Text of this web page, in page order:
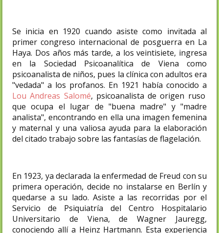
Se inicia en 1920 cuando asiste como invitada al
primer congreso internacional de posguerra en La
Haya. Dos años más tarde, a los veintisiete, ingresa
en la Sociedad Psicoanalítica de Viena como
psicoanalista de niños, pues la clínica con adultos era
"vedada" a los profanos. En 1921 había conocido a
Lou Andreas Salomé, psicoanalista de origen ruso
que ocupa el lugar de "buena madre" y "madre
analista", encontrando en ella una imagen femenina
y maternal y una valiosa ayuda para la elaboración
del citado trabajo sobre las fantasías de flagelación.
En 1923, ya declarada la enfermedad de Freud con su
primera operación, decide no instalarse en Berlín y
quedarse a su lado. Asiste a las recorridas por el
Servicio de Psiquiatría del Centro Hospitalario
Universitario de Viena, de Wagner Jauregg,
conociendo allí a Heinz Hartmann. Esta experiencia